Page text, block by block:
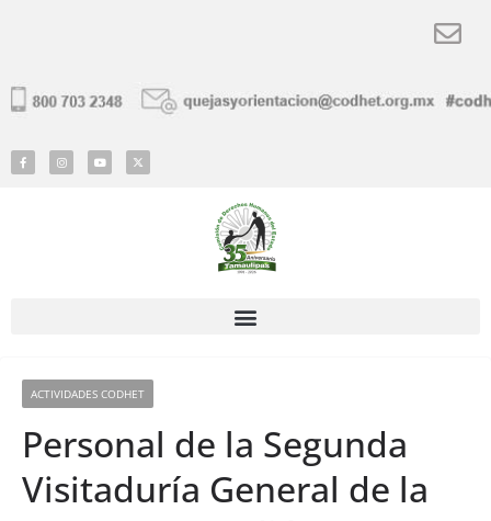
ACTIVIDADES CODHET
Personal de la Segunda
Visitaduría General de la